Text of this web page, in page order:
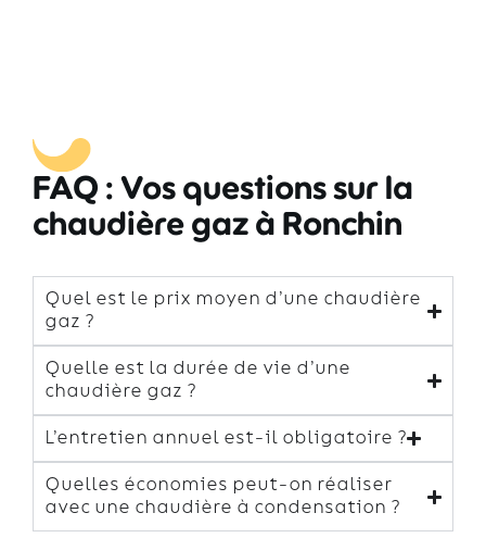
FAQ : Vos questions sur la
chaudière gaz à Ronchin
Quel est le prix moyen d’une chaudière
gaz ?
Quelle est la durée de vie d’une
chaudière gaz ?
L’entretien annuel est-il obligatoire ?
Quelles économies peut-on réaliser
avec une chaudière à condensation ?